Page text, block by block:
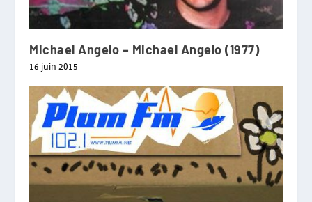
Michael Angelo – Michael Angelo (1977)
16 juin 2015